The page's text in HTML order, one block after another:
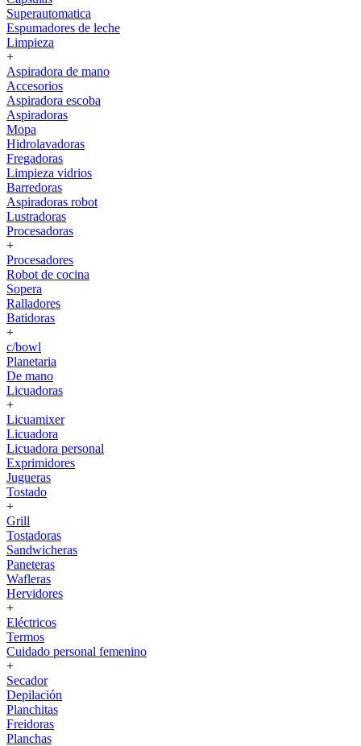
Superautomatica
Espumadores de leche
Limpieza
+
Aspiradora de mano
Accesorios
Aspiradora escoba
Aspiradoras
Mopa
Hidrolavadoras
Fregadoras
Limpieza vidrios
Barredoras
Aspiradoras robot
Lustradoras
Procesadoras
+
Procesadores
Robot de cocina
Sopera
Ralladores
Batidoras
+
c/bowl
Planetaria
De mano
Licuadoras
+
Licuamixer
Licuadora
Licuadora personal
Exprimidores
Jugueras
Tostado
+
Grill
Tostadoras
Sandwicheras
Paneteras
Wafleras
Hervidores
+
Eléctricos
Termos
Cuidado personal femenino
+
Secador
Depilación
Planchitas
Freidoras
Planchas